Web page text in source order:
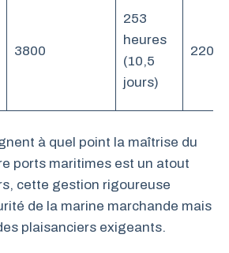
3800
253
heures
(10,5
jours)
220
à quel point la maîtrise du
ports maritimes est un atout
cette gestion rigoureuse
de la marine marchande mais
plaisanciers exigeants.